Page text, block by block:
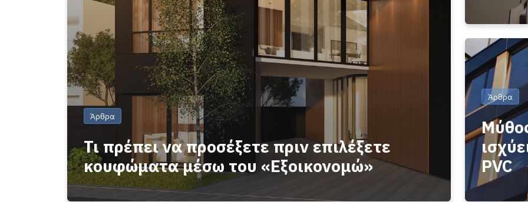
Άρθρα
Τι πρέπει να προσέξετε πριν επιλέξετε
κουφώματα μέσω του «Εξοικονομώ»
Άρθρα
PVC